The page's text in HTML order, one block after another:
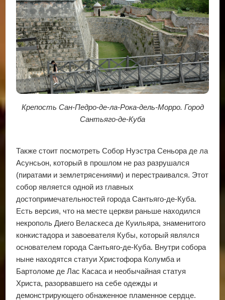
Крепость Сан-Педро-де-ла-Рока-дель-Морро. Город
Сантьяго-де-Куба
Также стоит посмотреть Собор Нуэстра Сеньора де ла
Асунсьон, который в прошлом не раз разрушался
(пиратами и землетрясениями) и перестраивался. Этот
собор является одной из главных
достопримечательностей города Сантьяго-де-Куба.
Есть версия, что на месте церкви раньше находился
некрополь Диего Веласкеса де Куильяра, знаменитого
конкистадора и завоевателя Кубы, который являлся
основателем города Сантьяго-де-Куба. Внутри собора
ныне находятся статуи Христофора Колумба и
Бартоломе де Лас Касаса и необычайная статуя
Христа, разорвавшего на себе одежды и
демонстрирующего обнаженное пламенное сердце.